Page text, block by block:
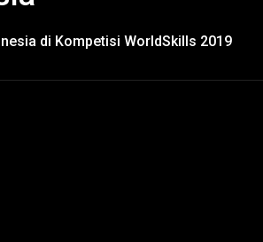
di Kompetisi WorldSkills 2019